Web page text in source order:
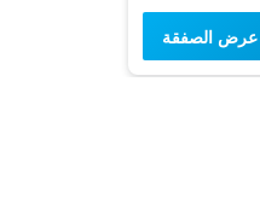
عرض الصفقة